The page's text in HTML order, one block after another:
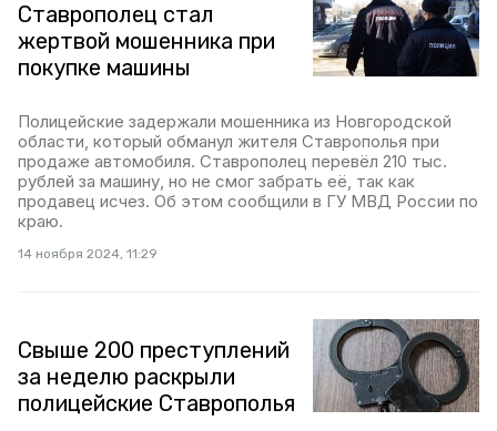
Ставрополец стал
жертвой мошенника при
покупке машины
Полицейские задержали мошенника из Новгородской
области, который обманул жителя Ставрополья при
продаже автомобиля. Ставрополец перевёл 210 тыс.
рублей за машину, но не смог забрать её, так как
продавец исчез. Об этом сообщили в ГУ МВД России по
краю.
14 ноября 2024, 11:29
Свыше 200 преступлений
за неделю раскрыли
полицейские Ставрополья